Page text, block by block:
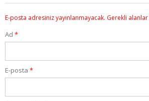
E-posta adresiniz yayınlanmayacak. Gerekli alanlar
Ad *
E-posta *